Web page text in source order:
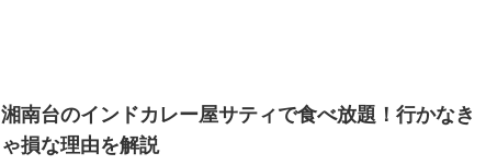
湘南台のインドカレー屋サティで食べ放題！行かなき
ゃ損な理由を解説